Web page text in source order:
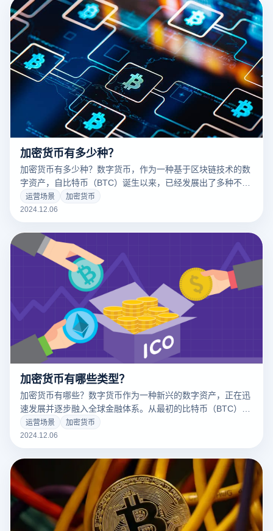
加密货币有多少种？
加密货币有多少种？数字货币，作为一种基于区块链技术的数
字资产，自比特币（BTC）诞生以来，已经发展出了多种不同
类型，形成了多元化的市场。这些数字货币不仅在金融领域发
挥着各自的作用，而且具有独特的特点和应用场景。随着区块
者、开发者和金融用户的需求。
运营场景
加密货币
2024.12.06
加密货币有哪些类型？
加密货币有哪些？数字货币作为一种新兴的数字资产，正在迅
速发展并逐步融入全球金融体系。从最初的比特币（BTC）到
如今各种创新的数字货币，数字货币衍生出了多种类型，每一
种都有其独特的功能和应用场景。这些不同类型的数字货币不
运营场景
加密货币
2024.12.06